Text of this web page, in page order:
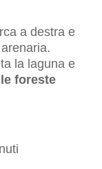
a destra e
la laguna e
foreste